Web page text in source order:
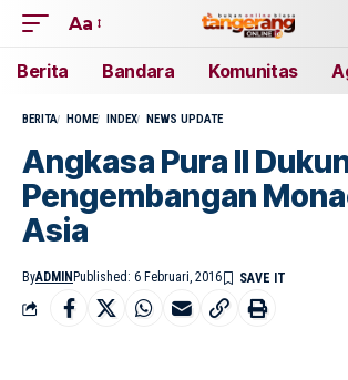
Aa
Berita Bandara Komunitas
BERITA HOME INDEX NEWS UPDATE
Angkasa Pura II
Pengembangan
Asia
ByADMIN Published: 6 Februari, 2016